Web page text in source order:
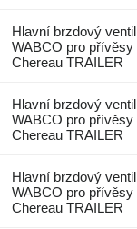
Hlavní brzdový ventil
WABCO pro přívěsy
Chereau TRAILER
Hlavní brzdový ventil
WABCO pro přívěsy
Chereau TRAILER
Hlavní brzdový ventil
WABCO pro přívěsy
Chereau TRAILER